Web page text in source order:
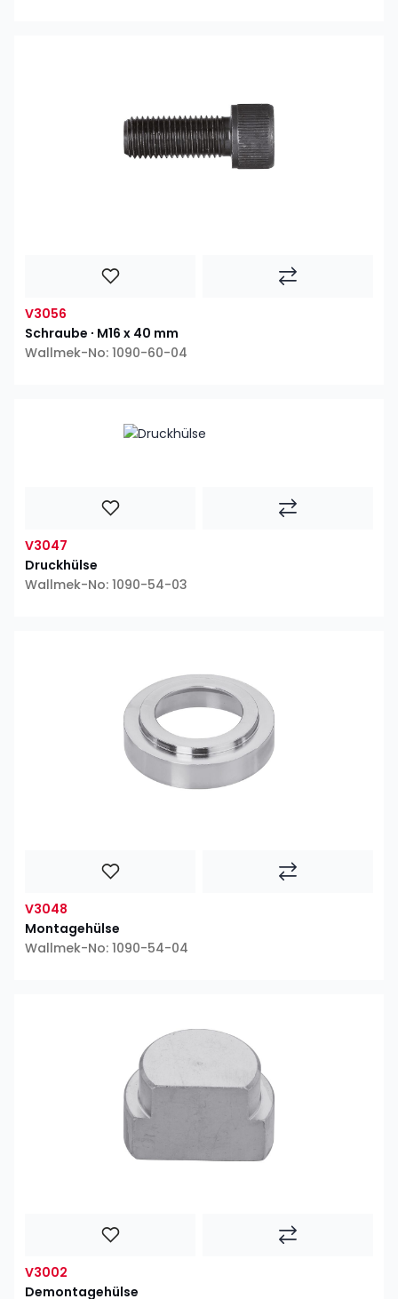
V3056
Schraube ∙ M16 x 40 mm
Wallmek-No: 1090-60-04
V3047
Druckhülse
Wallmek-No: 1090-54-03
V3048
Montagehülse
Wallmek-No: 1090-54-04
V3002
Demontagehülse